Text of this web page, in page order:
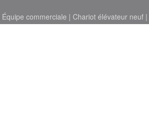
Équipe commerciale | Chariot élévateur neuf|